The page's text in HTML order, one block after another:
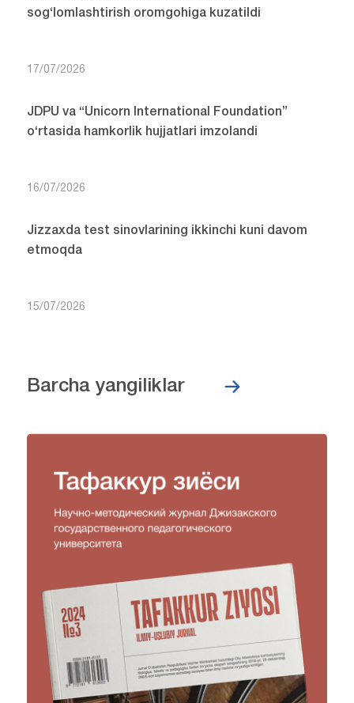
sog‘lomlashtirish oromgohiga kuzatildi
17/07/2026
JDPU va “Unicorn International Foundation”
o‘rtasida hamkorlik hujjatlari imzolandi
16/07/2026
Jizzaxda test sinovlarining ikkinchi kuni davom
etmoqda
15/07/2026
Barcha yangiliklar